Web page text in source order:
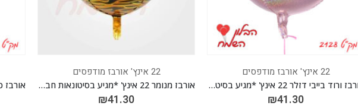
22 אינץ' אורבז מודפסים
אורבז מנומר 22 אינץ' *מגיע בסיטונאות חבילה של 5 יח'*
₪41.30
22 אינץ' אורבז מודפסים
אורבז כסוף דזלר 22 אינץ' *מגיע בסיטונאות חבילה של 5 יח'*
₪41.30